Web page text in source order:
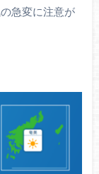
急変に注意が